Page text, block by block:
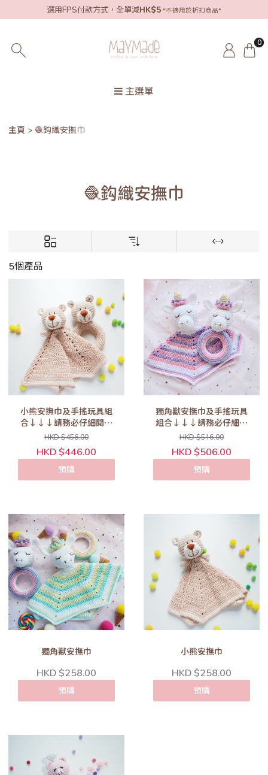
選用FPS付款方式，全單減HK$5 *不適用於折扣商品*
0
主選單
主頁 🧶鈎織安撫巾
🧶鈎織安撫巾
5個產品
小熊安撫巾及手搖玩具組
合↓↓↓請務必仔細閱讀
以下商品敍述內容↓↓↓
HKD $456.00
HKD $446.00
預購
獨角獸安撫巾及手搖玩具
組合↓↓↓請務必仔細閱
讀以下商品敍述內容
↓↓↓
HKD $516.00
HKD $506.00
預購
獨角獸安撫巾
HKD $258.00
預購
小熊安撫巾
HKD $258.00
預購